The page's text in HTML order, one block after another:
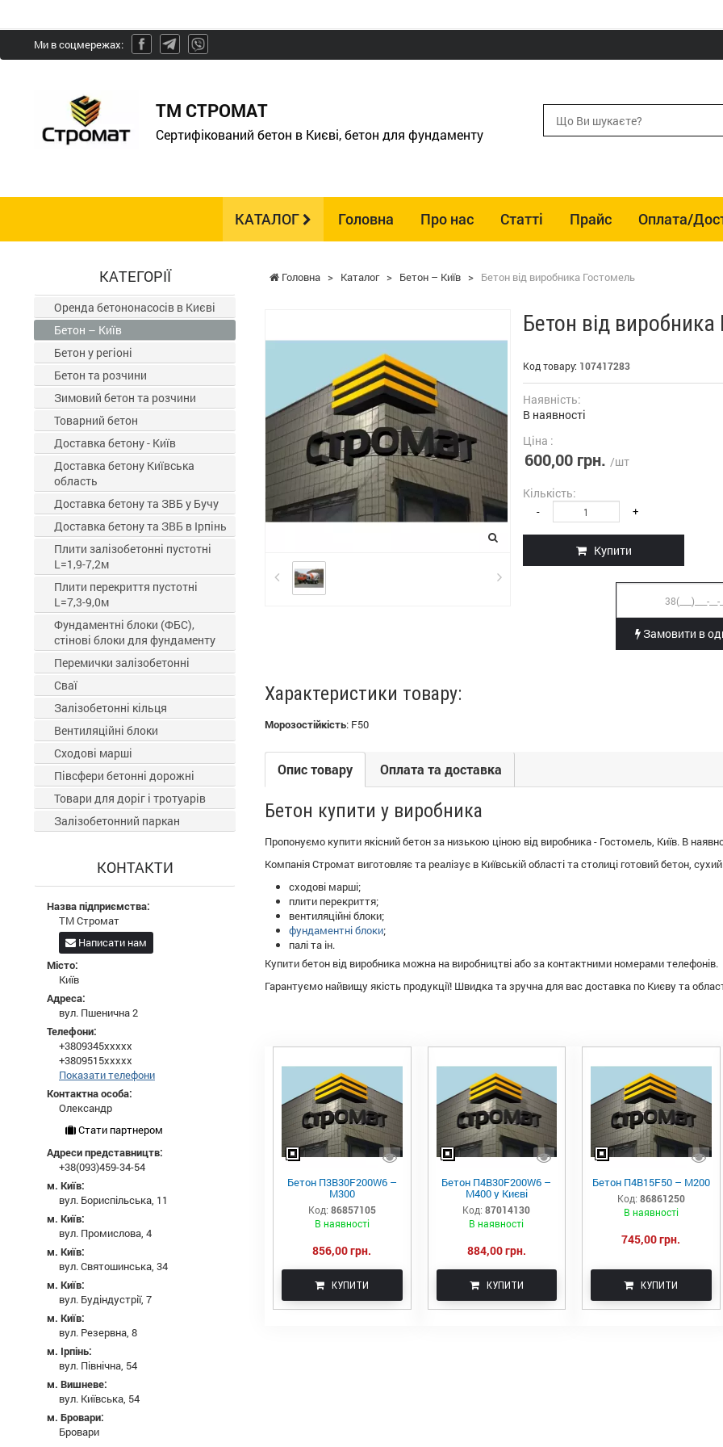
Ми в соцмережах:
ТМ СТРОМАТ
Сертифікований бетон в Києві, бетон для фундаменту
КАТАЛОГ Головна Про нас Статті Прайс Оплата/
Головна > Каталог > Бетон – Київ > Бетон від виробника Гостомель
Бетон від виробника
Код товару: 107417283
Наявність:
В наявності
Ціна :
600,00 грн. /шт
Кількість:
- +
Купити
Замовити в
Характеристики товару:
Морозостійкість: F50
Опис товару Оплата та доставка
Бетон купити у виробника
Пропонуємо купити якісний бетон за низькою ціною від виробника - Гостомель, Київ. В
Компанія Стромат виготовляє та реалізує в Київській області та столиці готовий бетон,
сходові марші;
плити перекриття;
вентиляційні блоки;
фундаментні блоки;
палі та ін.
Купити бетон від виробника можна на виробництві або за контактними номерами телефонів.
Гарантуємо найвищу якість продукції! Швидка та зручна для вас доставка по Києву та
Бетон П3В30F200W6 –
М300
Код: 86857105
В наявності
856,00 грн.
КУПИТИ
Бетон П4В30F200W6 –
М400 у Києві
Код: 87014130
В наявності
884,00 грн.
КУПИТИ
Бетон П4В15F50 – М200
Код: 86861250
В наявності
745,00 грн.
КУПИТИ
КАТЕГОРІЇ
Оренда бетононасосів в Києві
Бетон – Київ
Бетон у регіоні
Бетон та розчини
Зимовий бетон та розчини
Товарний бетон
Доставка бетону - Київ
Доставка бетону Київська
область
Доставка бетону та ЗВБ у Бучу
Доставка бетону та ЗВБ в Ірпінь
Плити залізобетонні пустотні
L=1,9-7,2м
Плити перекриття пустотні
L=7,3-9,0м
Фундаментні блоки (ФБС),
стінові блоки для фундаменту
Перемички залізобетонні
Сваї
Залізобетонні кільця
Вентиляційні блоки
Сходові марші
Півсфери бетонні дорожні
Товари для доріг і тротуарів
Залізобетонний паркан
КОНТАКТИ
Назва підприємства:
ТМ Стромат
Написати нам
Місто:
Київ
Адреса:
вул. Пшенична 2
Телефони:
+3809345xxxxx
+3809515xxxxx
Показати телефони
Контактна особа:
Олександр
Стати партнером
Адреси представництв:
+38(093)459-34-54
м. Київ:
вул. Бориспільська, 11
м. Київ:
вул. Промислова, 4
м. Київ:
вул. Святошинська, 34
м. Київ:
вул. Будіндустрії, 7
м. Київ:
вул. Резервна, 8
м. Ірпінь:
вул. Північна, 54
м. Вишневе:
вул. Київська, 54
м. Бровари:
Бровари